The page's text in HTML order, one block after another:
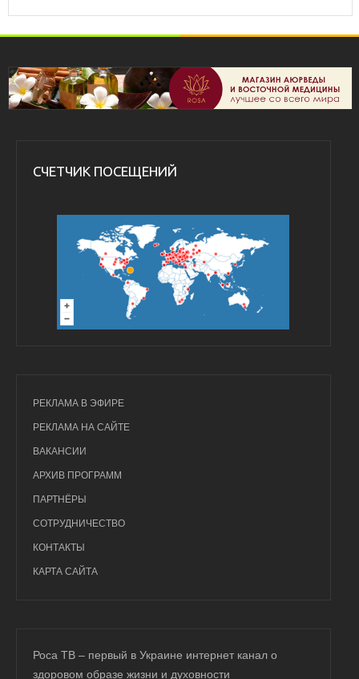
СЧЕТЧИК ПОСЕЩЕНИЙ
РЕКЛАМА В ЭФИРЕ
РЕКЛАМА НА САЙТЕ
ВАКАНСИИ
АРХИВ ПРОГРАММ
ПАРТНЁРЫ
СОТРУДНИЧЕСТВО
КОНТАКТЫ
КАРТА САЙТА
Роса ТВ – первый в Украине интернет канал о
здоровом образе жизни и духовности